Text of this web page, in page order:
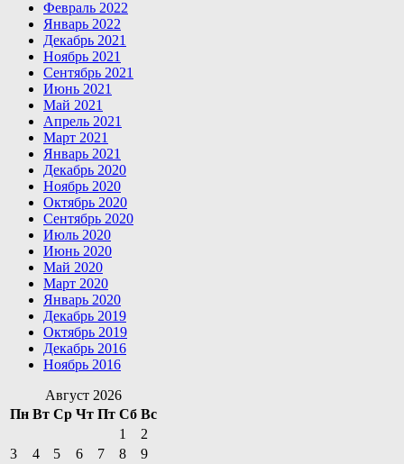
Февраль 2022
Январь 2022
Декабрь 2021
Ноябрь 2021
Сентябрь 2021
Июнь 2021
Май 2021
Апрель 2021
Март 2021
Январь 2021
Декабрь 2020
Ноябрь 2020
Октябрь 2020
Сентябрь 2020
Июль 2020
Июнь 2020
Май 2020
Март 2020
Январь 2020
Декабрь 2019
Октябрь 2019
Декабрь 2016
Ноябрь 2016
Август 2026
Пн Вт Ср Чт Пт Сб Вс
1
2
3
4 5 6 7 8
9